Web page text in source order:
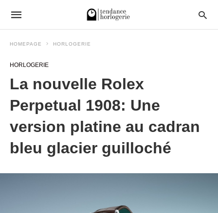
HOMEPAGE HORLOGERIE
HORLOGERIE
La nouvelle Rolex
Perpetual 1908: Une
version platine au cadran
bleu glacier guilloché